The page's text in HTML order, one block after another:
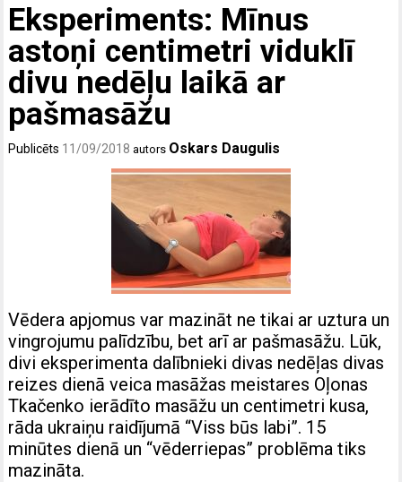
Eksperiments: Mīnus
astoņi centimetri viduklī
divu nedēļu laikā ar
pašmasāžu
Publicēts 11/09/2018 autors Oskars Daugulis
Vēdera apjomus var mazināt ne tikai ar uztura un
vingrojumu palīdzību, bet arī ar pašmasāžu. Lūk,
divi eksperimenta dalībnieki divas nedēļas divas
reizes dienā veica masāžas meistares Oļonas
Tkačenko ierādīto masāžu un centimetri kusa,
rāda ukraiņu raidījumā “Viss būs labi”. 15
minūtes dienā un “vēderriepas” problēma tiks
mazināta.